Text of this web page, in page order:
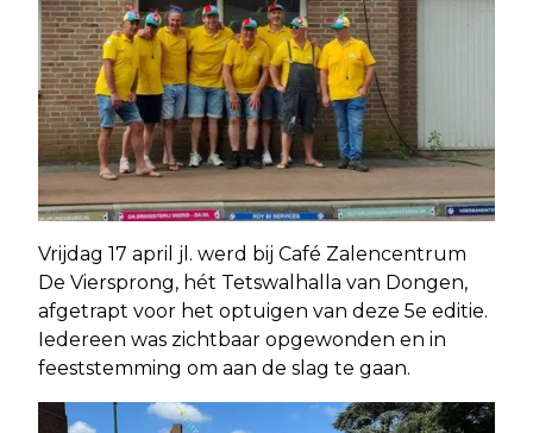
Vrijdag 17 april jl. werd bij Café Zalencentrum
De Viersprong, hét Tetswalhalla van Dongen,
afgetrapt voor het optuigen van deze 5e editie.
Iedereen was zichtbaar opgewonden en in
feeststemming om aan de slag te gaan.